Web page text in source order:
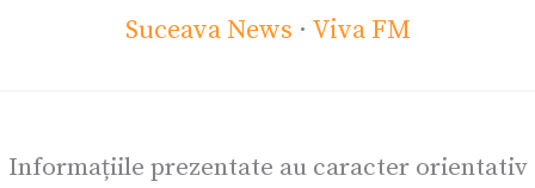
Suceava News · Viva FM
Informațiile prezentate au caracter orientativ